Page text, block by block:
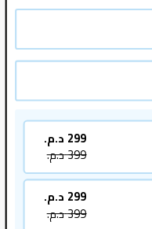
299 د.م.
399د.م.
299 د.م.
399د.م.